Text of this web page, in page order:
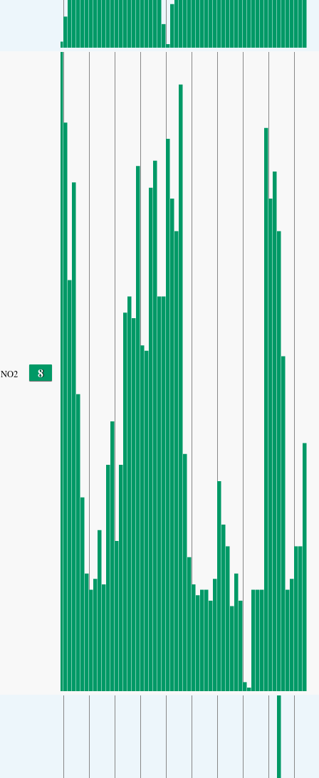
NO2 8